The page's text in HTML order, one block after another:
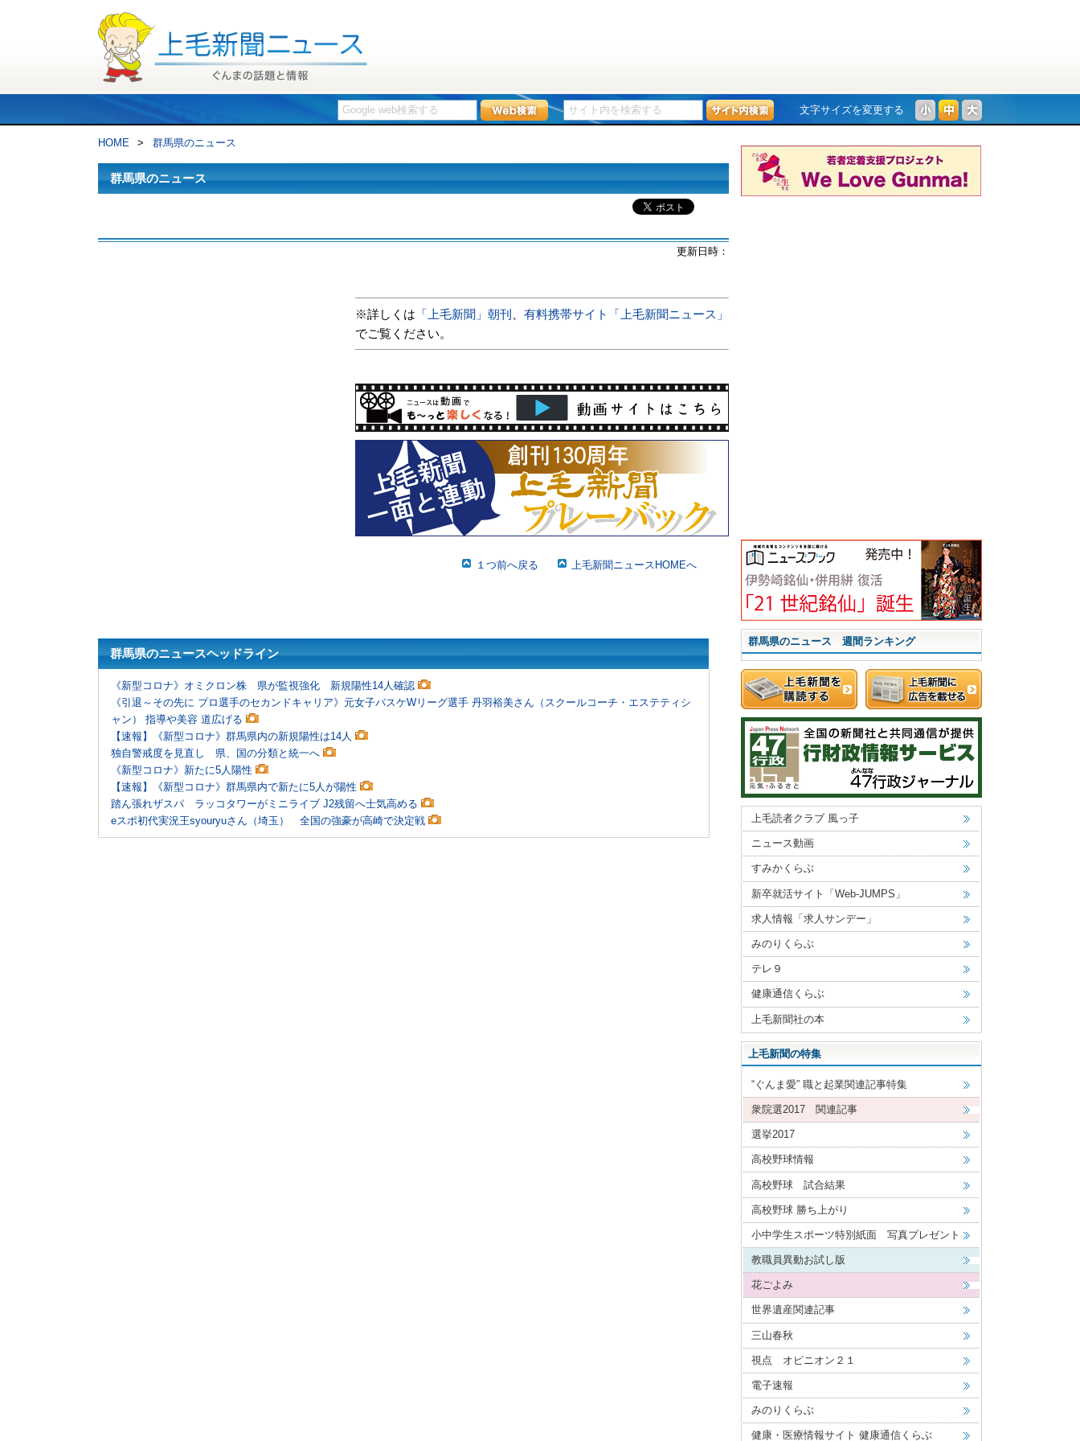
文字サイズを変更する
HOME > 群馬県のニュース
群馬県のニュース
更新日時：
※詳しくは 「上毛新聞」朝刊
有料携帯サイト「上毛新聞ニュース」
でご覧ください。
１つ前へ戻る 上毛新聞ニュースHOMEへ
群馬県のニュースヘッドライン
《新型コロナ》オミクロン株 県が監視強化 新規陽性14人確認
《引退～その先に プロ選手のセカンドキャリア》元女子バスケWリーグ選手 丹羽裕美さん（スクールコーチ・エステティシ
ャン） 指導や美容 道広げる
【速報】《新型コロナ》群馬県内の新規陽性は14人
独自警戒度を見直し 県、国の分類と統一へ
《新型コロナ》新たに5人陽性
【速報】《新型コロナ》群馬県内で新たに5人が陽性
踏ん張れザスパ ラッコタワーがミニライブ J2残留へ士気高める
eスポ初代実況王syouryuさん（埼玉） 全国の強豪が高崎で決定戦
群馬県のニュース 週間ランキング
上毛読者クラブ 風っ子
ニュース動画
すみかくらぶ
新卒就活サイト「Web-JUMPS」
求人情報「求人サンデー」
みのりくらぶ
テレ９
健康通信くらぶ
上毛新聞社の本
上毛新聞の特集
“ぐんま愛” 職と起業関連記事特集
衆院選2017 関連記事
選挙2017
高校野球情報
高校野球 試合結果
高校野球 勝ち上がり
小中学生スポーツ特別紙面 写真プレゼント
教職員異動お試し版
花ごよみ
世界遺産関連記事
三山春秋
視点 オピニオン２１
電子速報
みのりくらぶ
健康・医療情報サイト 健康通信くらぶ